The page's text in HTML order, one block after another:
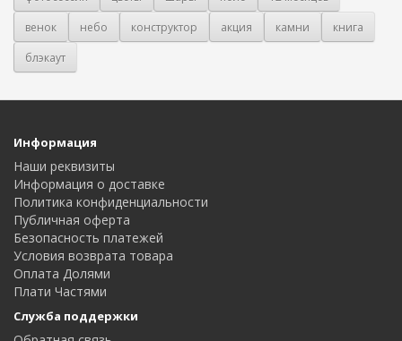
венок
небо конструктор акция камни
книга
блэкаут
Информация
Наши реквизиты
Информация о доставке
Политика конфиденциальности
Публичная оферта
Безопасность платежей
Условия возврата товара
Оплата Долями
Плати Частями
Служба поддержки